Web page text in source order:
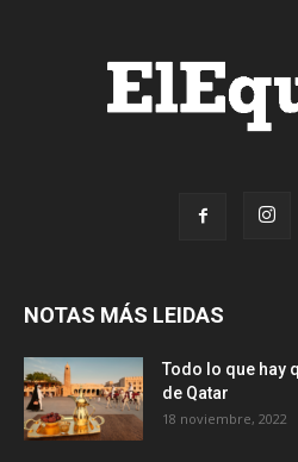
NOTAS MÁS LEIDAS
Todo lo que hay
de Qatar
18 noviembre, 2022